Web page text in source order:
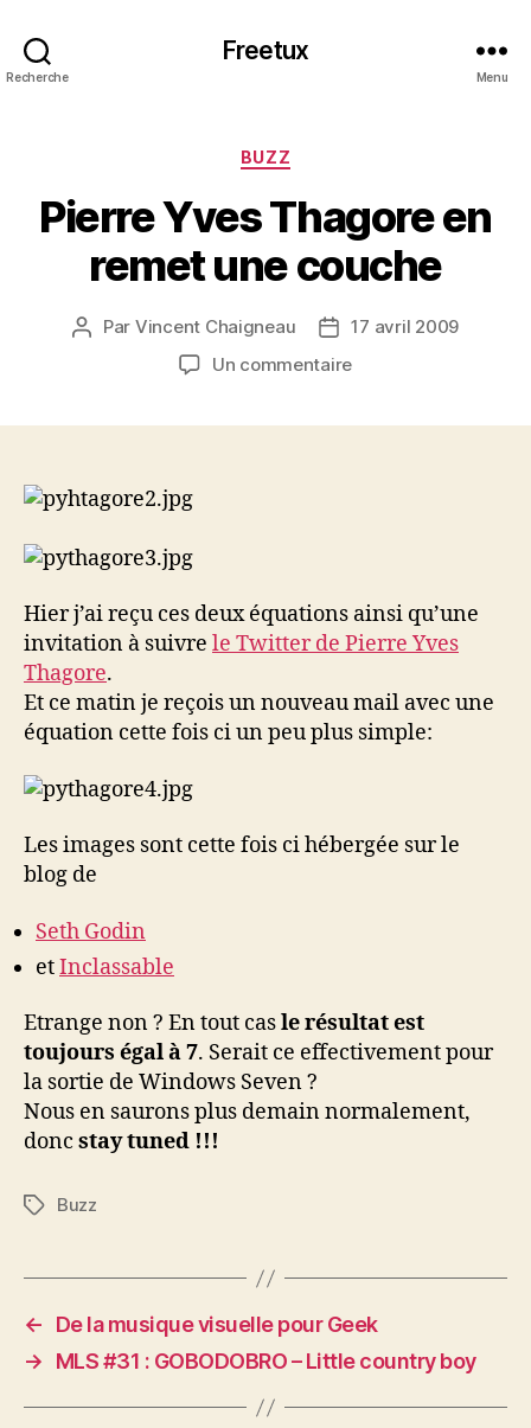
Recherche
Freetux
Menu
Catégories
BUZZ
Pierre Yves Thagore en
remet une couche
Auteur
Par Vincent Chaigneau
Date
de
17 avril 2009
Un commentairesur
Hier j’ai reçu ces deux équations ainsi qu’une
invitation à suivre le Twitter de Pierre Yves
Thagore.
Et ce matin je reçois un nouveau mail avec une
équation cette fois ci un peu plus simple:
Les images sont cette fois ci hébergée sur le
blog de
Seth Godin
etInclassable
Etrange non ? En tout casle résultat est
toujours égal à 7. Serait ce effectivement pour
la sortie de Windows Seven ?
Nous en saurons plus demain normalement,
donc stay tuned !!!
Étiquettes
Buzz
←
De la musique visuelle pour Geek
→
MLS #31 : GOBODOBRO – Little country boy